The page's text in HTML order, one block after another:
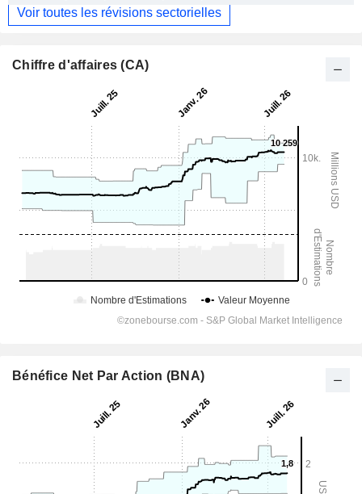
Voir toutes les révisions sectorielles
Chiffre d'affaires (CA)
Bénéfice Net Par Action (BNA)